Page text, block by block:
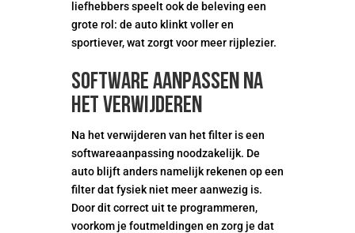
liefhebbers speelt ook de beleving een
grote rol: de auto klinkt voller en
sportiever, wat zorgt voor meer rijplezier.
Software aanpassen na
het verwijderen
Na het verwijderen van het filter is een
softwareaanpassing noodzakelijk. De
auto blijft anders namelijk rekenen op een
filter dat fysiek niet meer aanwezig is.
Door dit correct uit te programmeren,
voorkom je foutmeldingen en zorg je dat